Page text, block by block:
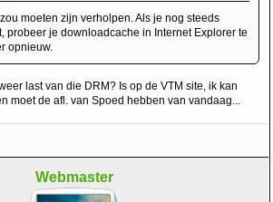
moeten zijn verholpen. Als je nog steeds
probeer je downloadcache in Internet Explorer te
opnieuw.
last van die DRM? Is op de VTM site, ik kan
moet de afl. van Spoed hebben van vandaag...
Webmaster